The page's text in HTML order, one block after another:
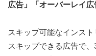
広告」「オーバーレイ広
スキップ可能なインス
スキップできる広告で